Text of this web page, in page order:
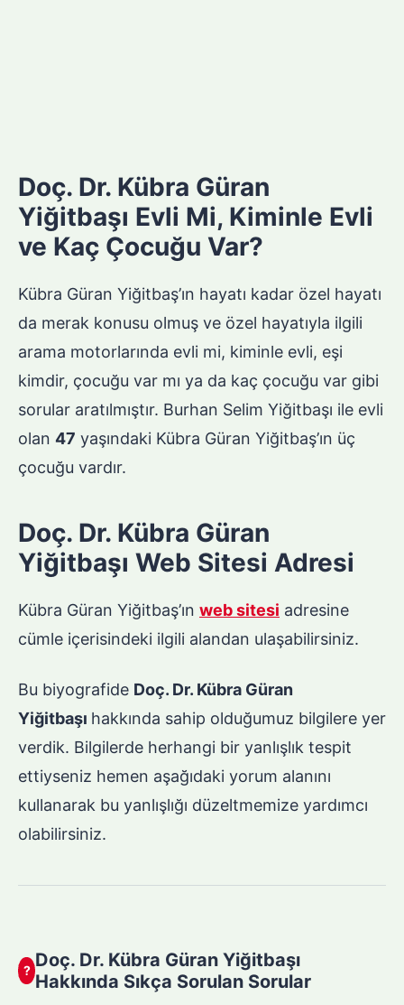
Doç. Dr. Kübra Güran
Yiğitbaşı Evli Mi, Kiminle Evli
ve Kaç Çocuğu Var?
Kübra Güran Yiğitbaş’ın hayatı kadar özel hayatı
da merak konusu olmuş ve özel hayatıyla ilgili
arama motorlarında evli mi, kiminle evli, eşi
kimdir, çocuğu var mı ya da kaç çocuğu var gibi
sorular aratılmıştır. Burhan Selim Yiğitbaşı ile evli
olan 47 yaşındaki Kübra Güran Yiğitbaş’ın üç
çocuğu vardır.
Doç. Dr. Kübra Güran
Yiğitbaşı Web Sitesi Adresi
Kübra Güran Yiğitbaş’ın web sitesi adresine
cümle içerisindeki ilgili alandan ulaşabilirsiniz.
Bu biyografide Doç. Dr. Kübra Güran
Yiğitbaşı hakkında sahip olduğumuz bilgilere yer
verdik. Bilgilerde herhangi bir yanlışlık tespit
ettiyseniz hemen aşağıdaki yorum alanını
kullanarak bu yanlışlığı düzeltmemize yardımcı
olabilirsiniz.
? Doç. Dr. Kübra Güran Yiğitbaşı
Hakkında Sıkça Sorulan Sorular